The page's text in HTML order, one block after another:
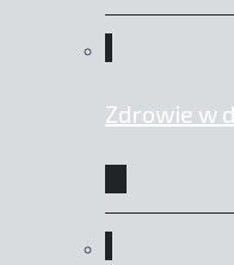
Zdrowie w